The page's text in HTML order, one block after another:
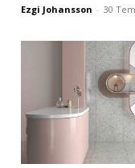
Ezgi Johansson - 30